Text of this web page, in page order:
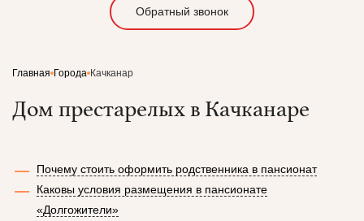
Обратный звонок
Главная Города Качканар
Дом престарелых в Качканаре
Почему стоить оформить родственника в пансионат
Каковы условия размещения в пансионате
«Долгожители»